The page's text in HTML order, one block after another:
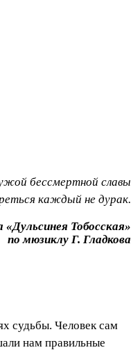
бессмертной славы
каждый не дурак.
Тобосская»
по мюзиклу Г. Гладкова
судьбы. Человек сам
нам правильные